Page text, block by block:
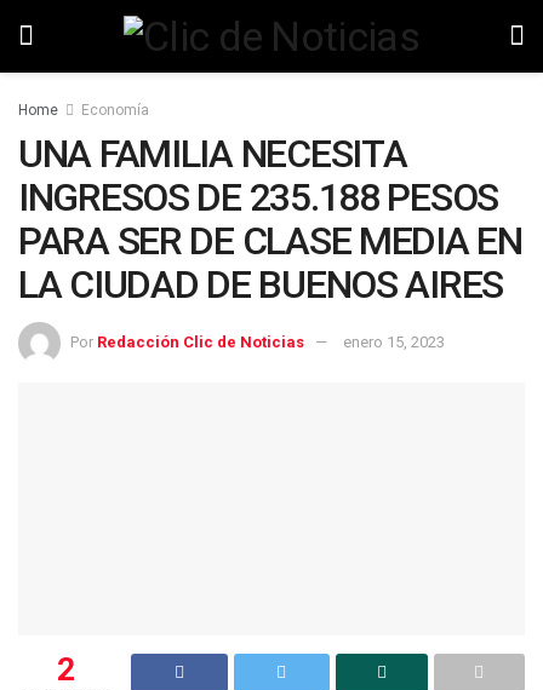
Home Economía
UNA FAMILIA NECESITA
INGRESOS DE 235.188 PESOS
PARA SER DE CLASE MEDIA EN
LA CIUDAD DE BUENOS AIRES
Por Redacción Clic de Noticias enero 15, 2023
2